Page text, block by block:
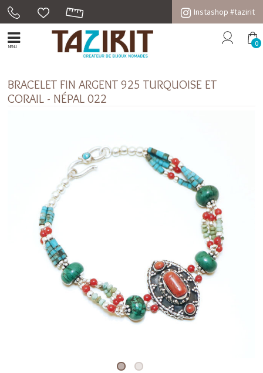
Instashop #tazirit
MENU 0
BRACELET FIN ARGENT 925 TURQUOISE ET
CORAIL - NÉPAL 022